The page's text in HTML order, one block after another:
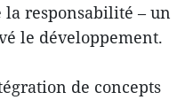
responsabilité – un
le développement.
de concepts